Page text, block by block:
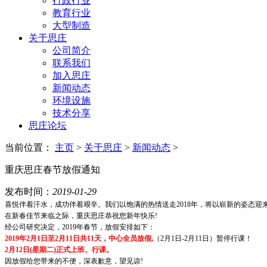
教育行业
大型制造
关于思庄
公司简介
联系我们
加入思庄
新闻动态
环境设施
技术分享
思庄论坛
当前位置： 主页 > 关于思庄 > 新闻动态 >
重庆思庄春节放假通知
发布时间： 2019-01-29
喜悦伴着汗水，成功伴着艰辛。我们以饱满的热情送走2018年，将以崭新的姿态迎
在新春佳节来临之际，重庆思庄恭祝您新年快乐!
经公司研究决定，2019年春节，放假安排如下：
2019年2月1日至2月11日共11天，中心全员放假, （2月1日-2月11日）暂停行课！
2月12日(星期二)正式上班、行课。
因放假给您带来的不便，深表歉意，望见谅!